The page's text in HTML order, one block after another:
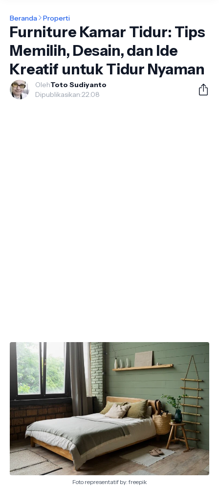
Beranda Properti
Furniture Kamar Tidur: Tips
Memilih, Desain, dan Ide
Kreatif untuk Tidur Nyaman
OlehToto Sudiyanto
Dipublikasikan:22.08
Foto representatif by: freepik